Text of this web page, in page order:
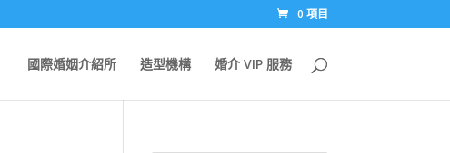
0 項目
國際婚姻介紹所 造型機構 婚介 VIP 服務